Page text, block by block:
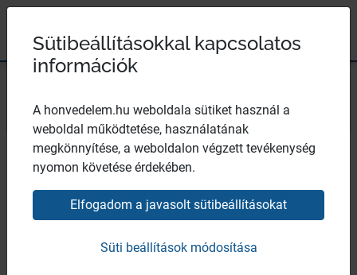
Egészségügyi központ
Az Intézményről
Általános Információk
Széchenyi 2020
Sütibeállításokkal kapcsolatos
információk
A honvedelem.hu weboldala sütiket használ a
weboldal működtetése, használatának
megkönnyítése, a weboldalon végzett tevékenység
nyomon követése érdekében.
Elfogadom a javasolt sütibeállításokat
Süti beállítások módosítása